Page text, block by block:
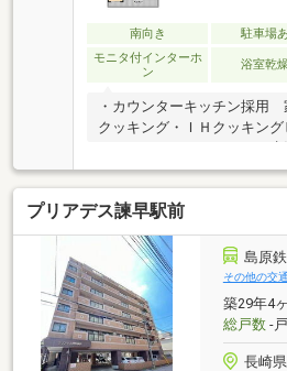
南向き 駐車場
モニタ付インターホ
ン
浴室乾
・カウンターキッチン採用
クッキング・ＩＨクッキング
い・食器洗い乾燥機・浴室
１フロアあたり２戸設計で
す。・バルコニーにシンク
お花への水やりに便利・駐
ト対応 １匹までペットを飼
配ロッカー ２４時間いつで
トランクルーム 各戸に専用
紋照合システム 指紋認証で
きます。・全室ペアガラス
プリアデス諫早駅前
島原
その他の交通
築29年4
総戸数-戸
長崎